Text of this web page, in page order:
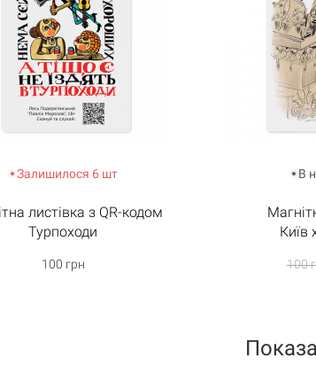
Залишилося 6 шт
листівка з QR-кодом
Турпоходи
100 грн
В
Київ
100